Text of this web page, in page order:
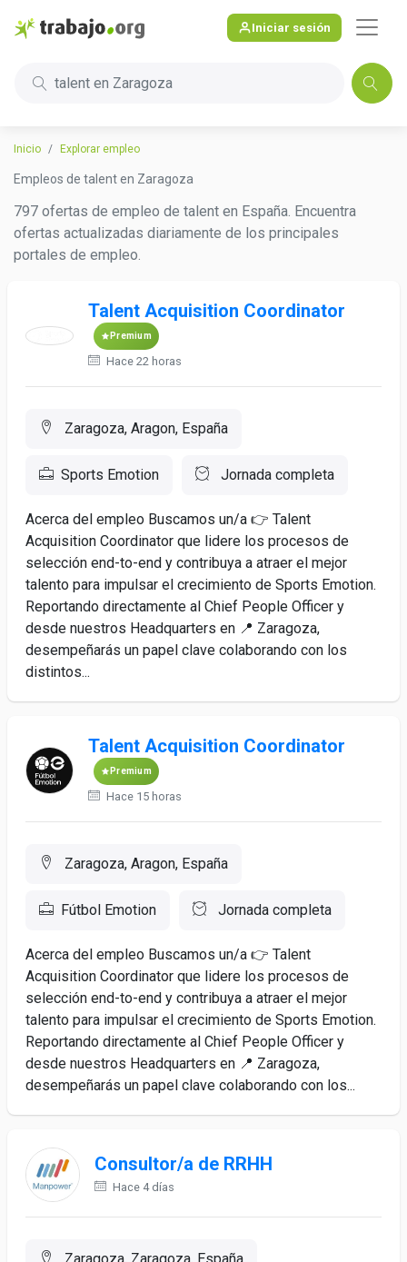
Iniciar sesión
talent en Zaragoza
Inicio Explorar empleo
Empleos de talent en Zaragoza
797 ofertas de empleo de talent en España. Encuentra
ofertas actualizadas diariamente de los principales
portales de empleo.
Talent Acquisition Coordinator
Premium
Hace 22 horas
Zaragoza, Aragon, España
Sports Emotion Jornada completa
Acerca del empleo Buscamos un/a 👉 Talent
Acquisition Coordinator que lidere los procesos de
selección end-to-end y contribuya a atraer el mejor
talento para impulsar el crecimiento de Sports Emotion.
Reportando directamente al Chief People Officer y
desde nuestros Headquarters en 📍 Zaragoza,
desempeñarás un papel clave colaborando con los
distintos...
Talent Acquisition Coordinator
Premium
Hace 15 horas
Zaragoza, Aragon, España
Fútbol Emotion Jornada completa
Acerca del empleo Buscamos un/a 👉 Talent
Acquisition Coordinator que lidere los procesos de
selección end-to-end y contribuya a atraer el mejor
talento para impulsar el crecimiento de Sports Emotion.
Reportando directamente al Chief People Officer y
desde nuestros Headquarters en 📍 Zaragoza,
desempeñarás un papel clave colaborando con los...
Consultor/a de RRHH
Hace 4 días